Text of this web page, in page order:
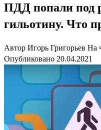
ПДД попали под
гильотину. Что
Автор Игорь Григорьев На
Опубликовано 20.04.2021